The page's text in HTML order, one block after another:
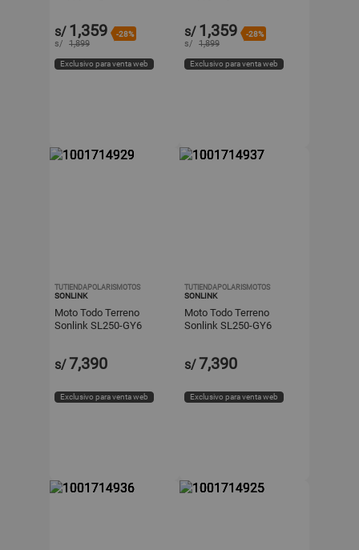
s/ 1,359 -28%
s/ 1,899
Exclusivo para venta web
s/ 1,359 -28%
s/ 1,899
Exclusivo para venta web
TUTIENDAPOLARISMOTOS
SONLINK
Moto Todo Terreno
Sonlink SL250-GY6
Doble Propósito
s/7,390
Exclusivo para venta web
TUTIENDAPOLARISMOTOS
SONLINK
Moto Todo Terreno
Sonlink SL250-GY6
Doble Propósito
s/7,390
Exclusivo para venta web